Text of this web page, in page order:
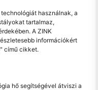
használnak, a
tartalmaz,
A ZINK
információkért
" című cikket.
hő segítségével átviszi a